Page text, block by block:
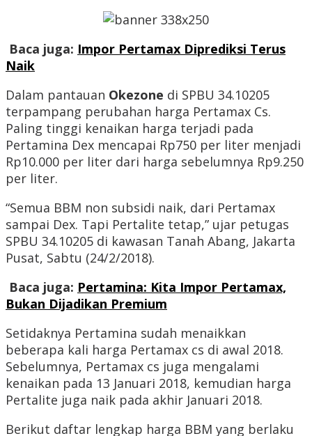
Baca juga: Impor Pertamax Diprediksi Terus
Naik
Dalam pantauan Okezone di SPBU 34.10205
terpampang perubahan harga Pertamax Cs.
Paling tinggi kenaikan harga terjadi pada
Pertamina Dex mencapai Rp750 per liter menjadi
Rp10.000 per liter dari harga sebelumnya Rp9.250
per liter.
“Semua BBM non subsidi naik, dari Pertamax
sampai Dex. Tapi Pertalite tetap,” ujar petugas
SPBU 34.10205 di kawasan Tanah Abang, Jakarta
Pusat, Sabtu (24/2/2018).
Baca juga: Pertamina: Kita Impor Pertamax,
Bukan Dijadikan Premium
Setidaknya Pertamina sudah menaikkan
beberapa kali harga Pertamax cs di awal 2018.
Sebelumnya, Pertamax cs juga mengalami
kenaikan pada 13 Januari 2018, kemudian harga
Pertalite juga naik pada akhir Januari 2018.
Berikut daftar lengkap harga BBM yang berlaku